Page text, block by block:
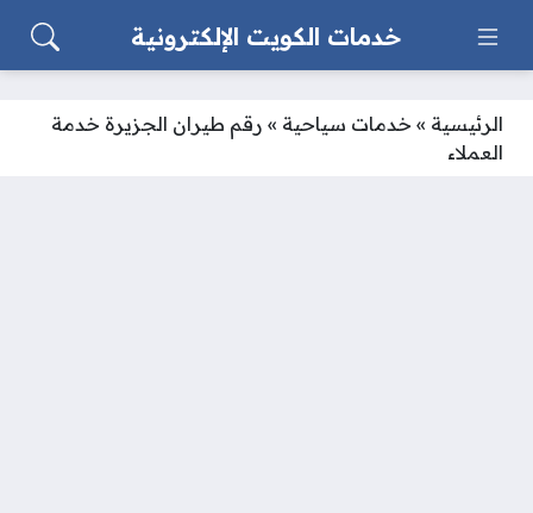
خدمات الكويت الإلكترونية
الرئيسية » خدمات سياحية » رقم طيران الجزيرة خدمة
العملاء